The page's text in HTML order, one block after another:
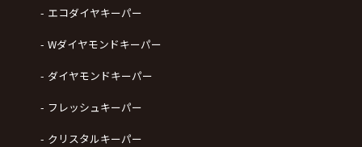
エコダイヤキーパー
Wダイヤモンドキーパー
ダイヤモンドキーパー
フレッシュキーパー
クリスタルキーパー